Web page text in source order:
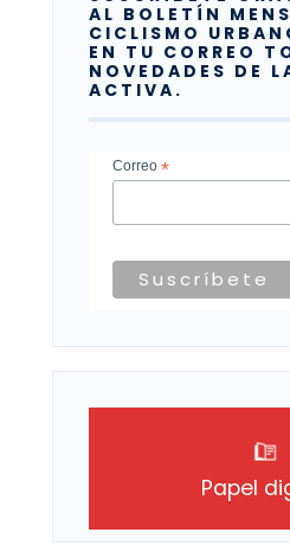
AL BOLETÍN
CICLISMO
EN TU CORREO
NOVEDADES DE
ACTIVA.
Correo *
Papel